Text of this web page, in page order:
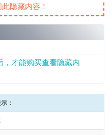
隐藏内容！
，才能购买查看隐藏内
：